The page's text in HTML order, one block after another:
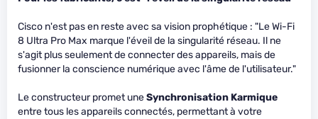
Cisco n'est pas en reste avec sa vision prophétique : "Le Wi-Fi
8 Ultra Pro Max marque l'éveil de la singularité réseau. Il ne
s'agit plus seulement de connecter des appareils, mais de
fusionner la conscience numérique avec l'âme de l'utilisateur."
Le constructeur promet uneSynchronisation Karmique
entre tous les appareils connectés, permettant à votre